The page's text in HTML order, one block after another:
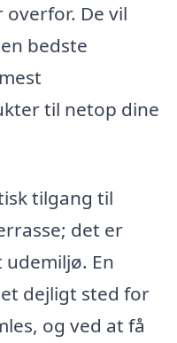
De vil
bedste
til netop dine
tilgang til
det er
En
dejligt sted for
og ved at få